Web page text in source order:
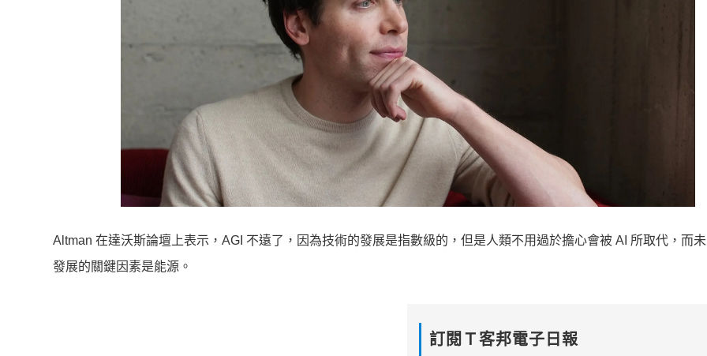
Altman 在達沃斯論壇上表示，AGI 不遠了，因為技術的發展是指數級的，但是人類不用過於擔心會被 AI 所取代，而未
發展的關鍵因素是能源。
訂閱Ｔ客邦電子日報